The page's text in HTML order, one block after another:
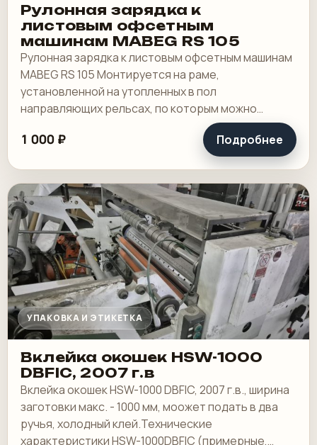
Рулонная зарядка к
листовым офсетным
машинам MABEG RS 105
Рулонная зарядка к листовым офсетным машинам
MABEG RS 105 Монтируется на раме,
установленной на утопленных в пол
направляющих рельсах, по которым можно
передвигать секцию поперечной рубки и
рольную зарядку. Год выпуска.
1 000 ₽ Подробнее
УПАКОВКА И ЭТИКЕТКА
Вклейка окошек HSW-1000
DBFIC, 2007 г.в
Вклейка окошек HSW-1000 DBFIC, 2007 г.в., ширина
заготовки макс. - 1000 мм, моожет подать в два
ручья, холодный клей.Технические
характеристики HSW-1000DBFIC (примерные,